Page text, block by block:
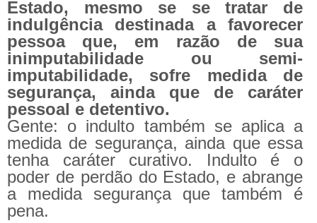
Estado, mesmo se se tratar de
indulgência destinada a favorecer
pessoa que, em razão de sua
inimputabilidade ou semi-
imputabilidade, sofre medida de
segurança, ainda que de caráter
pessoal e detentivo.
Gente: o indulto também se aplica a
medida de segurança, ainda que essa
tenha caráter curativo. Indulto é o
poder de perdão do Estado, e abrange
a medida segurança que também é
pena.